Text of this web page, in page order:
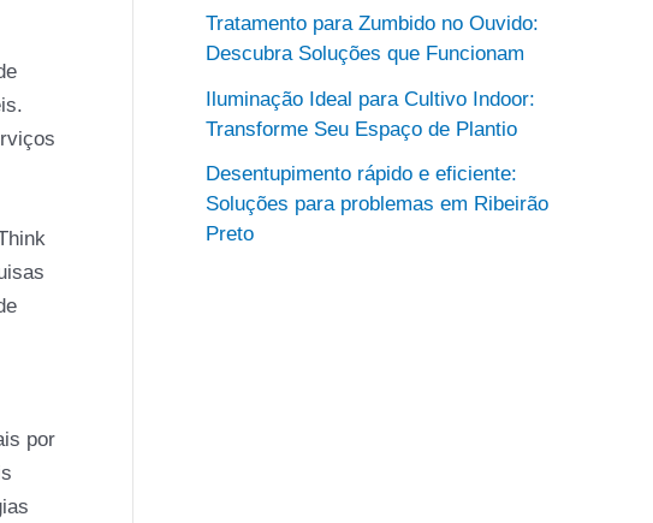
por
Tratamento para Zumbido no Ouvido:
Descubra Soluções que Funcionam
Iluminação Ideal para Cultivo Indoor:
Transforme Seu Espaço de Plantio
Desentupimento rápido e eficiente:
Soluções para problemas em Ribeirão
Preto